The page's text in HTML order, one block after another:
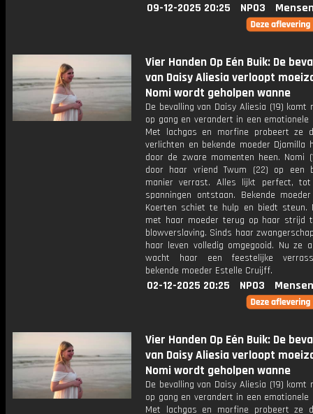
09-12-2025 20:25 NPO3
Vier Handen Op Eén Buik: De
van Daisy Aliesia verloopt
Nomi wordt geholpen wanne
De bevalling van Daisy Aliesia (19) komt
op gang en verandert in een emotionele
Met lachgas en morfine probeert ze
verlichten en bekende moeder Djamilla
door de zware momenten heen. Nomi
door haar vriend Twum (22) op een
manier verrast. Alles lijkt perfect,
spanningen ontstaan. Bekende
Koerten schiet te hulp en biedt steun.
met haar moeder terug op haar strijd
blowverslaving. Sinds haar
haar leven volledig omgegooid. Nu ze
wacht haar een feestelijke
bekende moeder Estelle Cruijff.
02-12-2025 20:25 NPO3
Vier Handen Op Eén Buik: De
van Daisy Aliesia verloopt
Nomi wordt geholpen wanne
De bevalling van Daisy Aliesia (19) komt
op gang en verandert in een emotionele
Met lachgas en morfine probeert ze